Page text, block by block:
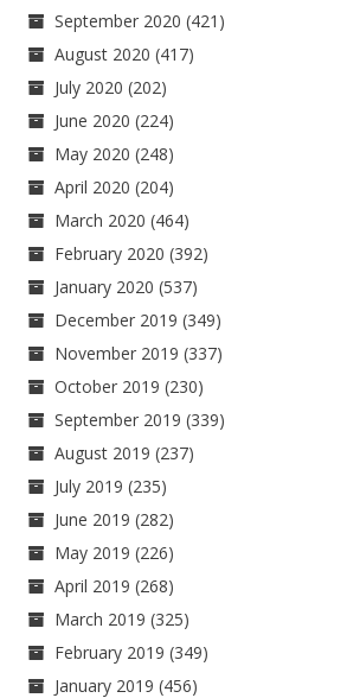
September 2020 (421)
August 2020 (417)
July 2020 (202)
June 2020 (224)
May 2020 (248)
April 2020 (204)
March 2020 (464)
February 2020 (392)
January 2020 (537)
December 2019 (349)
November 2019 (337)
October 2019 (230)
September 2019 (339)
August 2019 (237)
July 2019 (235)
June 2019 (282)
May 2019 (226)
April 2019 (268)
March 2019 (325)
February 2019 (349)
January 2019 (456)